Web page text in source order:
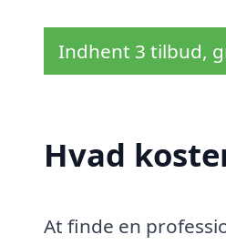
Indhent 3 tilbud,
Hvad
At finde en